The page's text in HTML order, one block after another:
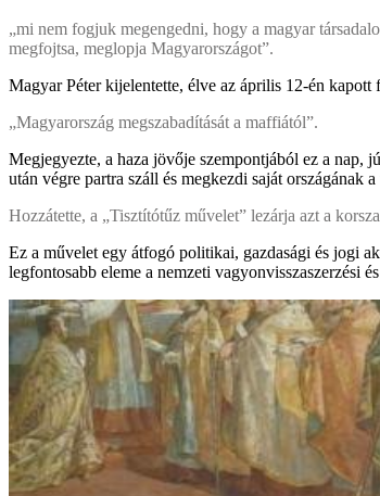
„mi nem fogjuk megengedni, hogy a magyar
megfojtsa, meglopja Magyarországot”.
Magyar Péter kijelentette, élve az április 12-én kapott
„Magyarország megszabadítását a maffiától”.
Megjegyezte, a haza jövője szempontjából ez a nap,
után végre partra száll és megkezdi saját országának a
Hozzátette, a „Tisztítótűz művelet” lezárja azt a
Ez a művelet egy átfogó politikai, gazdasági és jogi
legfontosabb eleme a nemzeti vagyonvisszaszerzési